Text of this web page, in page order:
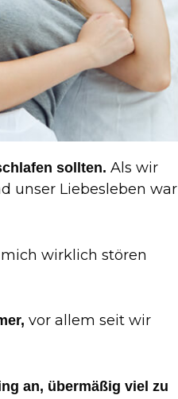
sollten. Als wir
unser Liebesleben war
wirklich stören
vor allem seit wir
an, übermäßig viel zu